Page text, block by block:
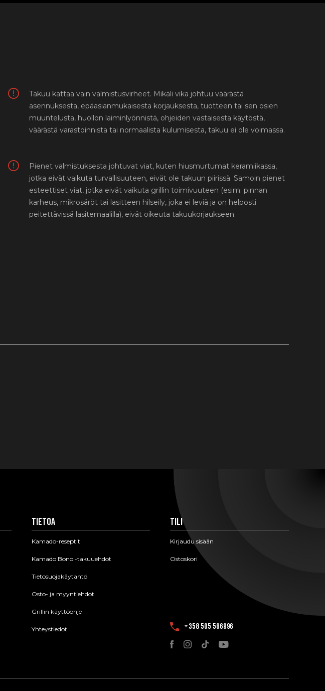
Takuu kattaa vain valmistusvirheet. Mikäli vika johtuu väärästä
asennuksesta, epäasianmukaisesta korjauksesta, tuotteen tai sen osien
muuntelusta, huollon laiminlyönnistä, ohjeiden vastaisesta käytöstä,
väärästä varastoinnista tai normaalista kulumisesta, takuu ei ole voimassa.
Pienet valmistuksesta johtuvat viat, kuten hiusmurtumat keramiikassa,
jotka eivät vaikuta turvallisuuteen, eivät ole takuun piirissä. Samoin pienet
esteettiset viat, jotka eivät vaikuta grillin toimivuuteen (esim. pinnan
karheus, mikrosäröt tai lasitteen hilseily, joka ei leviä ja on helposti
peitettävissä lasitemaalilla), eivät oikeuta takuukorjaukseen.
Tietoa
Kamado-reseptit
Kamado Bono -takuuehdot
Tietosuojakäytäntö
Osto- ja myyntiehdot
Grillin käyttöohje
Yhteystiedot
Tili
Kirjaudu sisään
Ostoskori
+358 505 566996